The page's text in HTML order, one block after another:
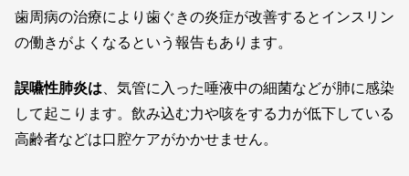
歯周病の治療により歯ぐきの炎症が改善するとインスリン
の働きがよくなるという報告もあります。
誤嚥性肺炎は 、気管に入った唾液中の細菌などが肺に感染
して起こります。飲み込む力や咳をする力が低下している
高齢者などは口腔ケアがかかせません。